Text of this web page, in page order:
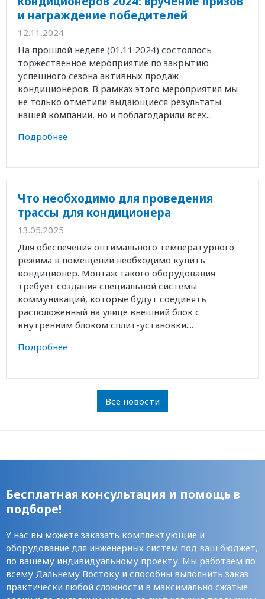
и награждение победителей
12.11.2024
На прошлой неделе (01.11.2024) состоялось
торжественное мероприятие по закрытию
успешного сезона активных продаж
кондиционеров. В рамках этого мероприятия мы
не только отметили выдающиеся результаты
нашей компании, но и поблагодарили всех...
Подробнее
Что необходимо для проведения
трассы для кондиционера
13.05.2025
Для обеспечения оптимального температурного
режима в помещении необходимо купить
кондиционер. Монтаж такого оборудования
требует создания специальной системы
коммуникаций, которые будут соединять
расположенный на улице внешний блок с
внутренним блоком сплит-установки....
Подробнее
Все новости
Бесплатная консультация и помощь в
подборе!
У нас вы можете заказать комплектующие и
оборудование для инженерных систем под ваш бюджет,
по вашему индивидуальному проекту. Мы работаем по
всему Дальнему Востоку и способны выполнить заказ
практически любой сложности в максимально сжатые